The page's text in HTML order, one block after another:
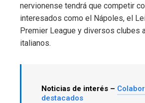
nervionense tendrá que competir
interesados ​​como el Nápoles, el
Premier League y diversos clubes
italianos.
Noticias de interés –
destacados